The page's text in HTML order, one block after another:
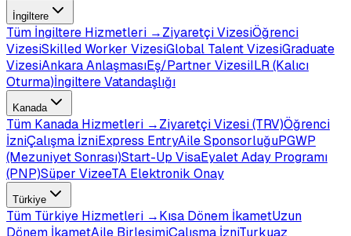
İngiltere
Tüm İngiltere Hizmetleri →Ziyaretçi VizesiÖğrenci
VizesiSkilled Worker VizesiGlobal Talent VizesiGraduate
VizesiAnkara AnlaşmasıEş/Partner VizesiILR (Kalıcı
Oturma)İngiltere Vatandaşlığı
Kanada
Tüm Kanada Hizmetleri →Ziyaretçi Vizesi (TRV)Öğrenci
İzniÇalışma İzniExpress EntryAile SponsorluğuPGWP
(Mezuniyet Sonrası)Start-Up VisaEyalet Aday Programı
(PNP)Süper VizeeTA Elektronik Onay
Türkiye
Tüm Türkiye Hizmetleri →Kısa Dönem İkametUzun